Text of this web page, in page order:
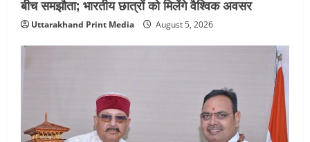
बीच समझौता; भारतीय छात्रों को मिलेंगे वैश्विक अवसर
Uttarakhand Print Media August 5, 2026